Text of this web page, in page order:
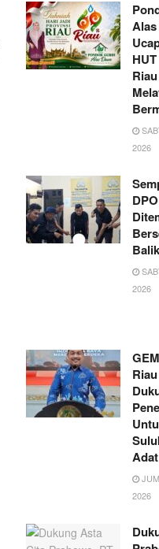
2026
2026
Adat
2026